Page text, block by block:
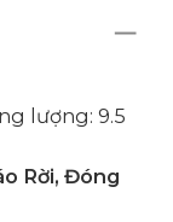
lượng: 9.5
Rời, Đóng